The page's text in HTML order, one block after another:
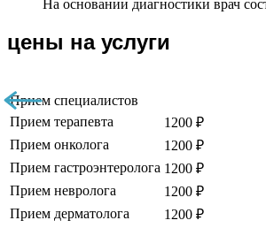
На основании диагностики врач
цены на услуги
Прием специалистов
Прием терапевта
1200 ₽
Прием онколога
1200 ₽
Прием гастроэнтеролога 1200 ₽
Прием невролога
1200 ₽
Прием дерматолога
1200 ₽